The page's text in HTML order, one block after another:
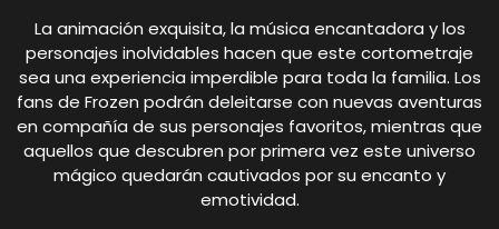
La animación exquisita, la música encantadora y los
personajes inolvidables hacen que este cortometraje
sea una experiencia imperdible para toda la familia. Los
fans de Frozen podrán deleitarse con nuevas aventuras
en compañía de sus personajes favoritos, mientras que
aquellos que descubren por primera vez este universo
mágico quedarán cautivados por su encanto y
emotividad.